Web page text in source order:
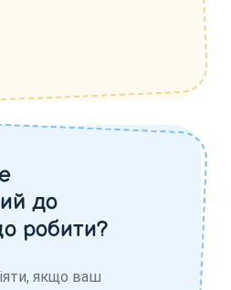
до
робити?
якщо ваш